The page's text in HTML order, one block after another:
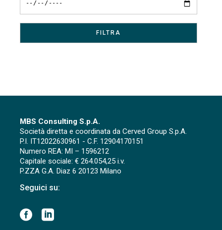
MBS Consulting S.p.A.
Società diretta e coordinata da Cerved Group S.p.A.
P.I. IT12022630961 - C.F. 12904170151
Numero REA: MI – 1596212
Capitale sociale: € 264.054,25 i.v.
P.ZZA G.A. Diaz 6 20123 Milano
Seguici su: